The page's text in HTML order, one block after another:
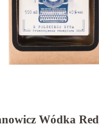
Wódka